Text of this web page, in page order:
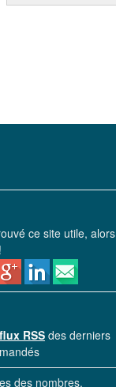
ce site utile, alors
flux RSS des derniers
des nombres.